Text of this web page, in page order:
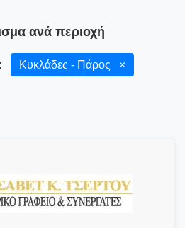
ανά περιοχή
Κυκλάδες - Πάρος ×